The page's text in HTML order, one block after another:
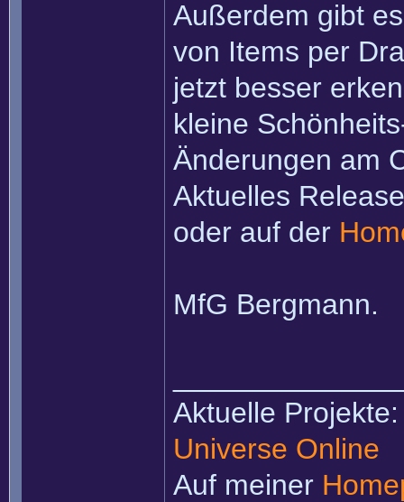
Außerdem gibt
von Items per
jetzt besser
kleine
Änderungen am
Aktuelles
oder auf der
MfG Bergmann.
Aktuelle
Universe Online
Auf meiner